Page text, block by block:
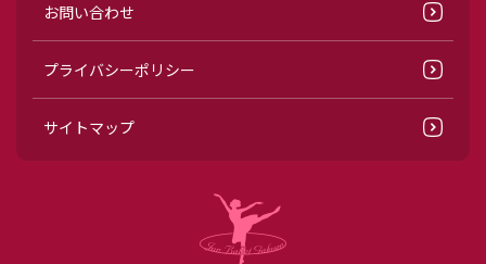
お問い合わせ
プライバシーポリシー
サイトマップ